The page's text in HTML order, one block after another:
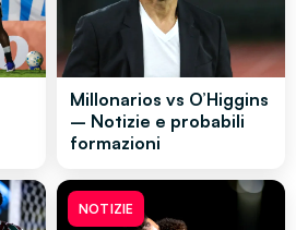
Millonarios vs O’Higgins
– Notizie e probabili
formazioni
NOTIZIE